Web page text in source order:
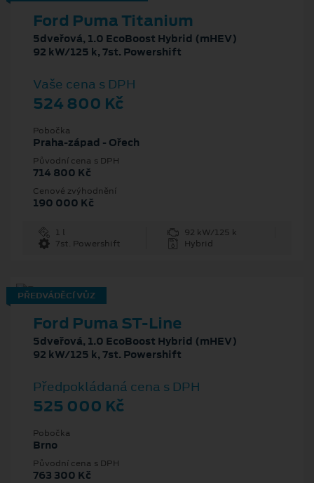
Ford Puma Titanium
5dveřová, 1.0 EcoBoost Hybrid (mHEV)
92 kW/125 k, 7st. Powershift
Vaše cena s DPH
524 800 Kč
Pobočka
Praha-západ - Ořech
Původní cena s DPH
714 800 Kč
Cenové zvýhodnění
190 000 Kč
1 l
92 kW/125 k
7st. Powershift
Hybrid
PŘEDVÁDĚCÍ VŮZ
Ford Puma ST-Line
5dveřová, 1.0 EcoBoost Hybrid (mHEV)
92 kW/125 k, 7st. Powershift
Předpokládaná cena s DPH
525 000 Kč
Pobočka
Brno
Původní cena s DPH
763 300 Kč